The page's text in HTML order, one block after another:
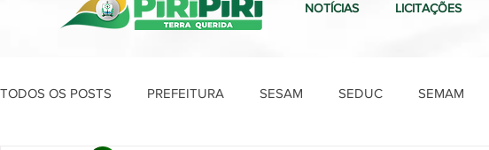
NOTÍCIAS LICITAÇÕES
TODOS OS POSTS PREFEITURA SESAM SEDUC SEMAM